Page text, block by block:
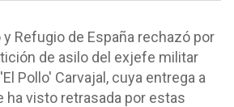
y Refugio de España rechazó por
de asilo del exjefe militar
Pollo' Carvajal, cuya entrega a
ha visto retrasada por estas